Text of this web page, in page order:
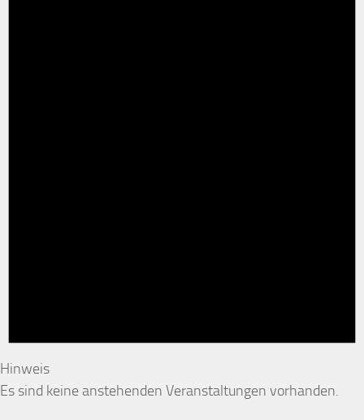
Hinweis
Es sind keine anstehenden Veranstaltungen vorhanden.